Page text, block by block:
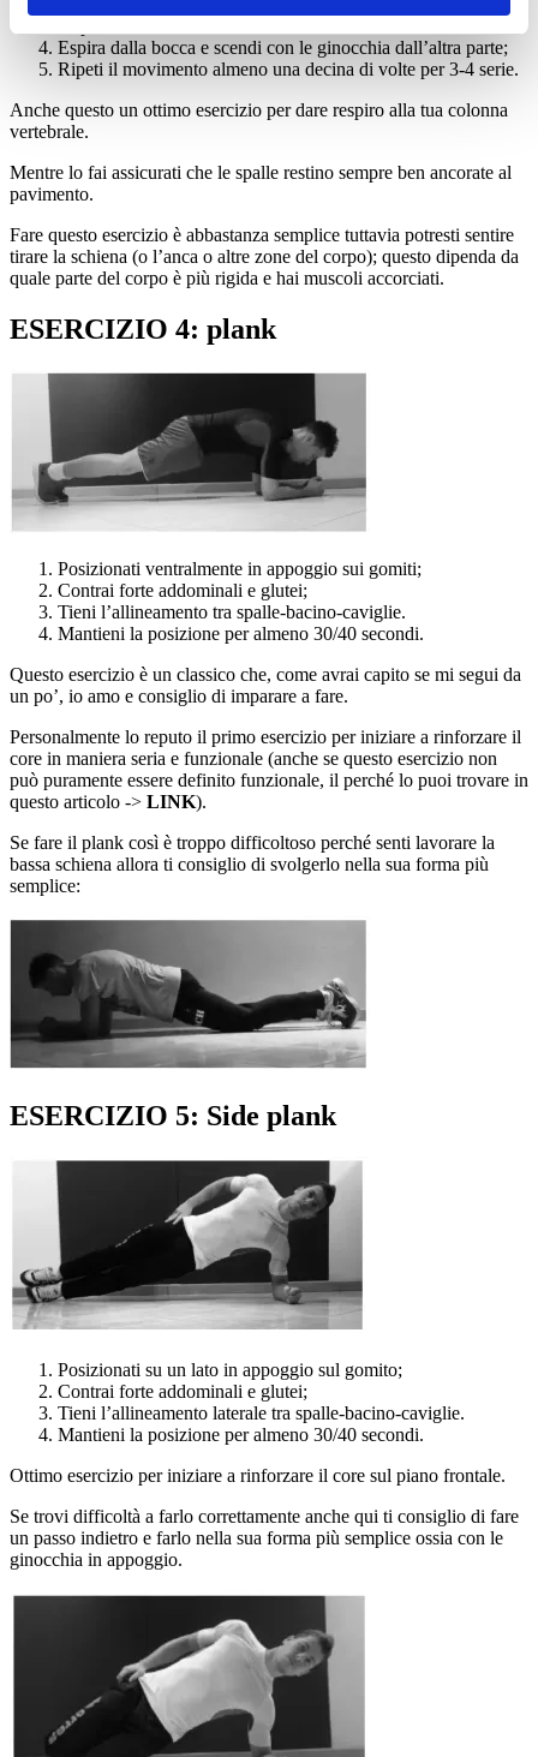
Espira dalla bocca e scendi con le ginocchia dall’altra parte;
Ripeti il movimento almeno una decina di volte per 3-4 serie.
Anche questo un ottimo esercizio per dare respiro alla tua colonna
vertebrale.
Mentre lo fai assicurati che le spalle restino sempre ben ancorate al
pavimento.
Fare questo esercizio è abbastanza semplice tuttavia potresti sentire
tirare la schiena (o l’anca o altre zone del corpo); questo dipenda da
quale parte del corpo è più rigida e hai muscoli accorciati.
ESERCIZIO 4: plank
Posizionati ventralmente in appoggio sui gomiti;
Contrai forte addominali e glutei;
Tieni l’allineamento tra spalle-bacino-caviglie.
Mantieni la posizione per almeno 30/40 secondi.
Questo esercizio è un classico che, come avrai capito se mi segui da
un po’, io amo e consiglio di imparare a fare.
Personalmente lo reputo il primo esercizio per iniziare a rinforzare il
core in maniera seria e funzionale (anche se questo esercizio non
può puramente essere definito funzionale, il perché lo puoi trovare in
questo articolo -> LINK).
Se fare il plank così è troppo difficoltoso perché senti lavorare la
bassa schiena allora ti consiglio di svolgerlo nella sua forma più
semplice:
ESERCIZIO 5: Side plank
Posizionati su un lato in appoggio sul gomito;
Contrai forte addominali e glutei;
Tieni l’allineamento laterale tra spalle-bacino-caviglie.
Mantieni la posizione per almeno 30/40 secondi.
Ottimo esercizio per iniziare a rinforzare il core sul piano frontale.
Se trovi difficoltà a farlo correttamente anche qui ti consiglio di fare
un passo indietro e farlo nella sua forma più semplice ossia con le
ginocchia in appoggio.